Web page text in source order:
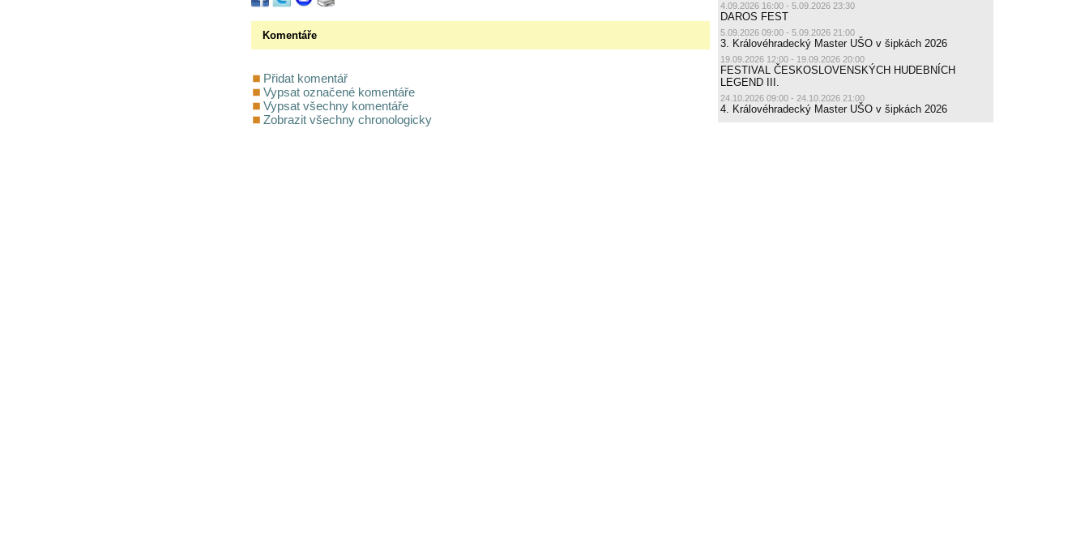
Komentáře
Přidat komentář
Vypsat označené komentáře
Vypsat všechny komentáře
Zobrazit všechny chronologicky
4.09.2026 16:00 - 5.09.2026 23:30
DAROS FEST
5.09.2026 09:00 - 5.09.2026 21:00
3. Královéhradecký Master UŠO v šipkách 2026
19.09.2026 12:00 - 19.09.2026 20:00
FESTIVAL ČESKOSLOVENSKÝCH HUDEBNÍCH
LEGEND III.
24.10.2026 09:00 - 24.10.2026 21:00
4. Královéhradecký Master UŠO v šipkách 2026